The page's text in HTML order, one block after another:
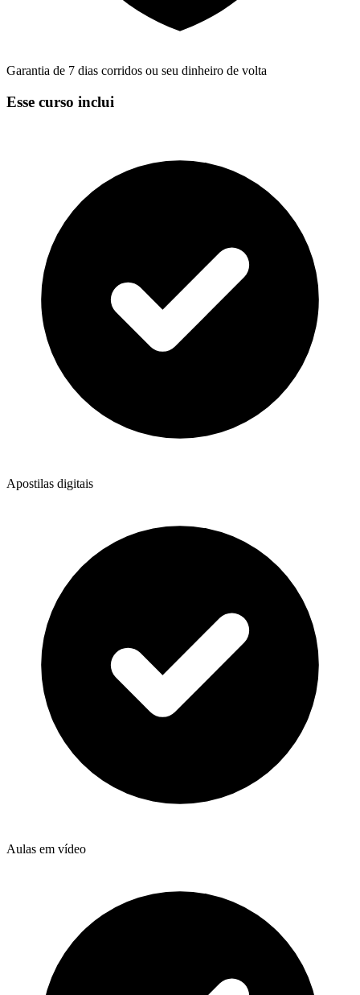
Garantia de 7 dias corridos ou seu dinheiro de volta
Esse curso inclui
Apostilas digitais
Aulas em vídeo